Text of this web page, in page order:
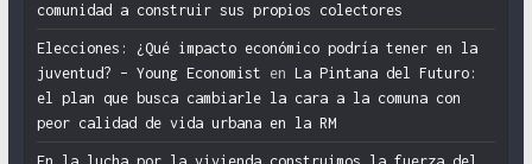
comunidad a construir sus propios colectores
Elecciones: ¿Qué impacto económico podría tener en la
juventud? – Young Economist en La Pintana del Futuro:
el plan que busca cambiarle la cara a la comuna con
peor calidad de vida urbana en la RM